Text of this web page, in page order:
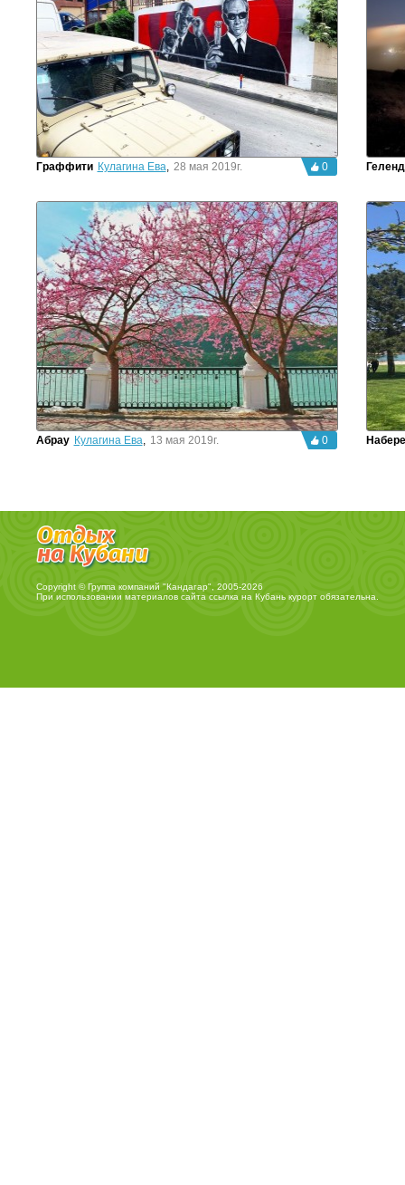
Граффити Кулагина Ева, 28 мая 2019г. 0
Абрау Кулагина Ева, 13 мая 2019г. 0
Copyright © Группа компаний "Кандагар", 2005-2026
При использовании материалов сайта ссылка на Кубань курортобязательна.